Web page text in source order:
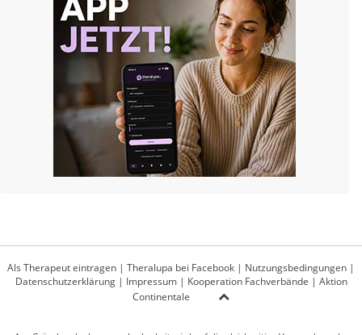
Als Therapeut eintragen | Theralupa bei Facebook | Nutzungsbedingungen |
Datenschutzerklärung| Impressum| Kooperation Fachverbände | Aktion
Continentale